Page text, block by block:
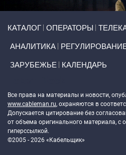
КАТАЛОГ ОПЕРАТОРЫ
АНАЛИТИКА
ЗАРУБЕЖЬЕ КАЛЕНДАРЬ
Все права на материалы и новости,
www.cableman.ru, охраняются в
Допускается цитирование без
от объема оригинального материала, с
гиперссылкой.
©2005 - 2026 «Кабельщик»